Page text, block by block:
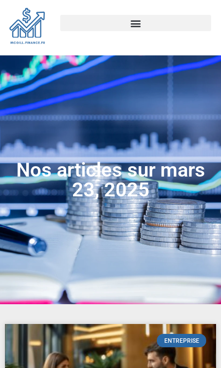
Nos articles sur mars
23, 2025
ENTREPRISE